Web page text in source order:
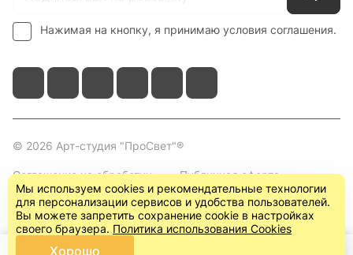
Нажимая на кнопку, я принимаю условия соглашения.
© 2026 Арт-студия "ПроСвет"®
Соглашение на обработку
персональных данных
Публичная оферта
(пользовательское
соглашение)
Мы используем cookies и рекомендательные технологии
для персонализации сервисов и удобства пользователей.
Вы можете запретить сохранение cookie в настройках
своего браузера. Политика использования Cookies
Хорошо